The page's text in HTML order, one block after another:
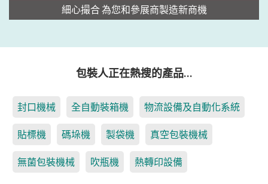
細心撮合 為您和參展商製造新商機
包裝人正在熱搜的產品…
封口機械 全自動裝箱機 物流設備及自動化系統
貼標機 碼垛機 製袋機 真空包裝機械
無菌包裝機械 吹瓶機 熱轉印設備